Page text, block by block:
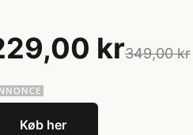
kr349,00 kr
Køb her